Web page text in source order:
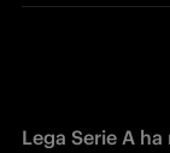
Lega Serie A